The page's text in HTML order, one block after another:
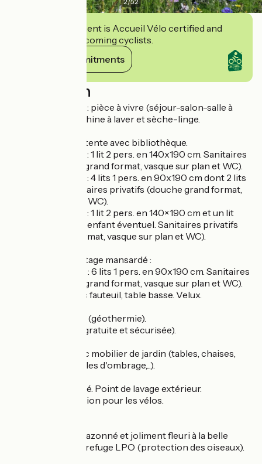
This establishment is Accueil Vélo certified and
commits to welcoming cyclists.
View its commitments
Description
Rez-de-chaussée : pièce à vivre (séjour-salon-salle à
manger). WC. Machine à laver et sèche-linge.
1er étage : coin détente avec bibliothèque.
- Chambre 2 pers : 1 lit 2 pers. en 140x190 cm. Sanitaires
privatifs (douche grand format, vasque sur plan et WC).
- Chambre 4 pers : 4 lits 1 pers. en 90x190 cm dont 2 lits
superposés. Sanitaires privatifs (douche grand format,
vasque sur plan et WC).
- Chambre 3 pers : 1 lit 2 pers. en 140×190 cm et un lit
d’appoint pour un enfant éventuel. Sanitaires privatifs
(douche grand format, vasque sur plan et WC).
2ème et dernier étage mansardé :
- Chambre 6 pers : 6 lits 1 pers. en 90x190 cm. Sanitaires
privatifs (douche grand format, vasque sur plan et WC).
Coin détente avec fauteuil, table basse. Velux.
Chauffage central (géothermie).
WIFI (connexion gratuite et sécurisée).
Terrasse bois avec mobilier de jardin (tables, chaises,
bains de soleil, voiles d'ombrage,...).
Abri vélos sécurisé. Point de lavage extérieur.
Espace de réparation pour les vélos.
Grand terrain engazonné et joliment fleuri à la belle
saison. Le site est refuge LPO (protection des oiseaux).